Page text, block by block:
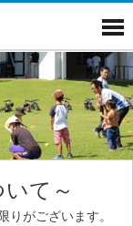
て～
りがございます。